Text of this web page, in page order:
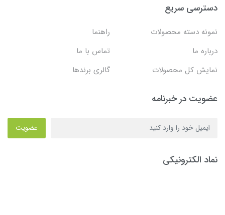
دسترسی سریع
نمونه دسته محصولات
راهنما
درباره ما
تماس با ما
نمایش کل محصولات
گالری برندها
عضویت در خبرنامه
عضویت
نماد الکترونیکی